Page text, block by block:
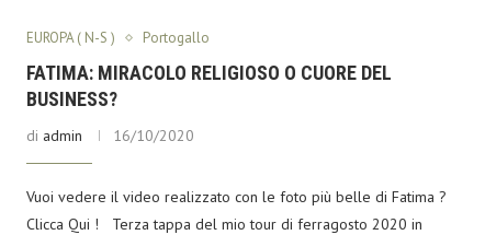
EUROPA ( N-S ) Portogallo
FATIMA: MIRACOLO RELIGIOSO O CUORE DEL
BUSINESS?
di admin 16/10/2020
Vuoi vedere il video realizzato con le foto più belle di Fatima ?
Clicca Qui ! Terza tappa del mio tour di ferragosto 2020 in